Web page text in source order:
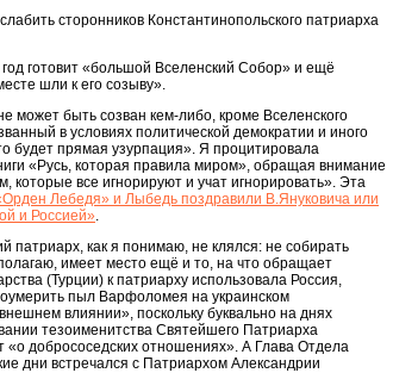
сторонников Константинопольского патриарха
готовит «большой Вселенский Собор» и ещё
шли к его созыву».
может быть созван кем-либо, кроме Вселенского
в условиях политической демократии и иного
будет прямая узурпация». Я процитировала
«Русь, которая правила миром», обращая внимание
которые все игнорируют и учат игнорировать». Эта
Лебедя» и Лыбедь поздравили В.Януковича или
и Россией».
патриарх, как я понимаю, не клялся: не собирать
имеет место ещё и то, на что обращает
(Турции) к патриарху использовала Россия,
пыл Варфоломея на украинском
влиянии», поскольку буквально на днях
тезоименитства Святейшего Патриарха
«о добрососедских отношениях». А Глава Отдела
дни встречался с Патриархом Александрии